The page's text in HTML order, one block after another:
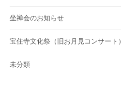
坐禅会のお知らせ
宝住寺文化祭（旧お月見コンサート）
未分類